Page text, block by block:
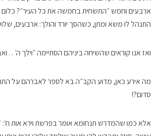
ארבעים וחמש ״התשחית בחמשה את כל העיר״?
התנהל לו משא ומתן, כשהסך יורד והולך: ארבעים,
ואז אנו קוראים שהשיחה ביניהם הסתיימה ״וילך ה׳ . .
מה אירע כאן, מדוע הקב״ה בא לספר לאברהם על
סדום?!
אלא כמו שהמדרש תנחומא אומר בפרשת וירא אות ח׳: